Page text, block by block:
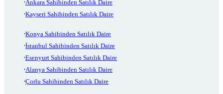
Ankara Sahibinden Satılık Daire
Kayseri Sahibinden Satılık Daire
Konya Sahibinden Satılık Daire
İstanbul Sahibinden Satılık Daire
Esenyurt Sahibinden Satılık Daire
Alanya Sahibinden Satılık Daire
Çorlu Sahibinden Satılık Daire